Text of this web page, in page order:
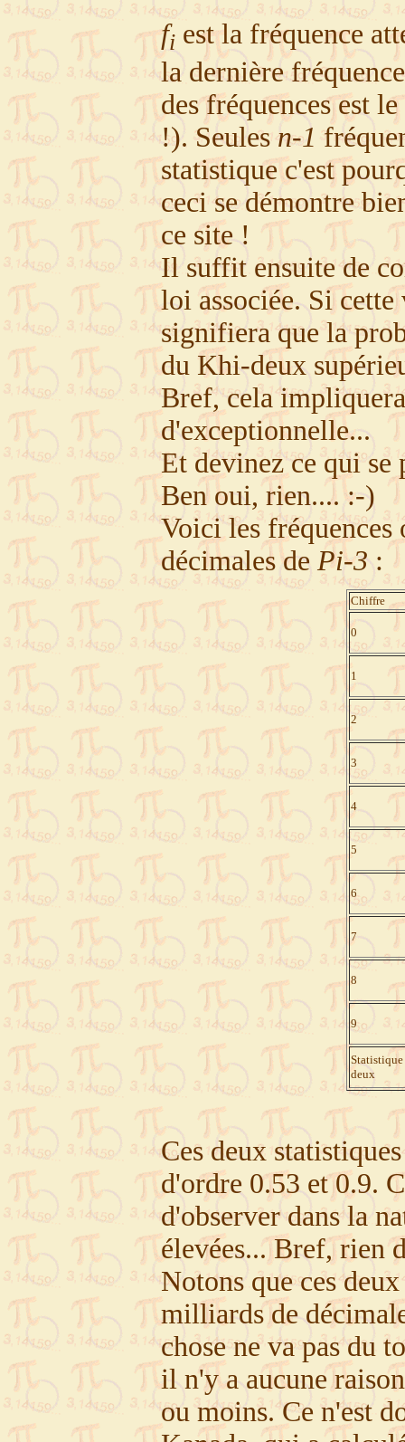
fi est la fréquence
la dernière
des fréquences est
!). Seulesn-1
statistique c'est
ceci se démontre
ce site !
Il suffit ensuite de
loi associée. Si
signifiera que la
du Khi-deux
Bref, cela
d'exceptionnelle...
Et devinez ce qui se
Ben oui, rien.... :-)
Voici les fréquences
décimales de Pi-3 :
Chiffre
0
1
2
3
4
5
6
7
8
9
deux
Ces deux
d'ordre 0.53 et 0.9.
d'observer dans la
élevées... Bref, rien
Notons que ces
milliards de
chose ne va pas du
il n'y a aucune
ou moins. Ce n'est